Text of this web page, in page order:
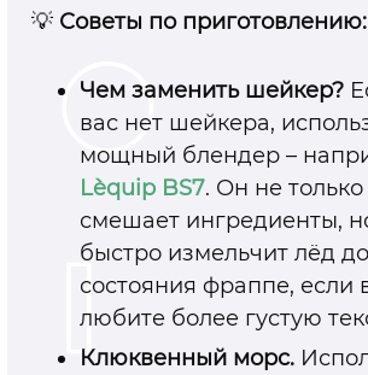
💡 Советы по приготовлению:
Чем заменить шейкер?
вас нет шейкера,
мощный блендер –
L`equip BS7. Он не
смешает ингредиенты,
быстро измельчит лёд до
состояния фраппе, если
любите более густую
Клюквенный морс.